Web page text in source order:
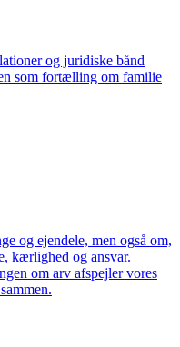
og juridiske bånd
som fortælling om familie
og ejendele, men også om,
kærlighed og ansvar.
om arv afspejler vores